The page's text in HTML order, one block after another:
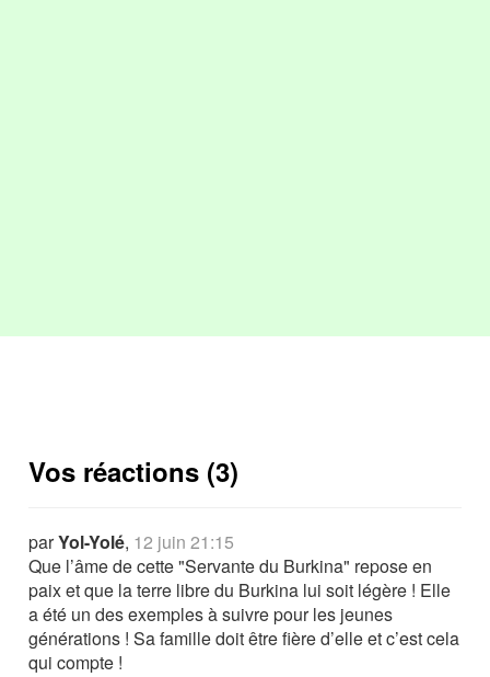
Vos réactions (3)
parYol-Yolé, 12 juin 21:15
Que l’âme de cette "Servante du Burkina" repose en
paix et que la terre libre du Burkina lui soit légère ! Elle
a été un des exemples à suivre pour les jeunes
générations ! Sa famille doit être fière d’elle et c’est cela
qui compte !